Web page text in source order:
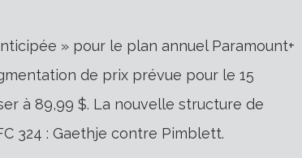
» pour le plan annuel Paramount+
de prix prévue pour le 15
à 89,99 $. La nouvelle structure de
324 : Gaethje contre Pimblett.